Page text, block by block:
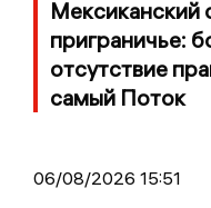
Мексиканский
приграничье:
отсутствие
самый Поток
06/08/2026 15:51